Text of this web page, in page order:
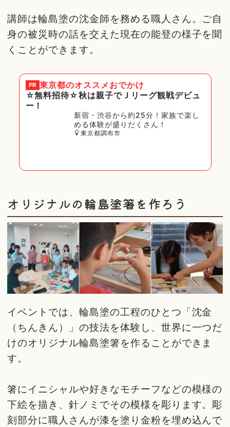
講師は輪島塗の沈金師を務める職人さん。ご自
身の被災時の話を交えた現在の能登の様子を聞
くことができます。
PR 東京都のオススメおでかけ
☆無料招待☆秋は親子でＪリーグ観戦デビュ
ー！
新宿・渋谷から約25分！家族で楽し
める体験が盛りだくさん！
東京都調布市
オリジナルの輪島塗箸を作ろう
イベントでは、輪島塗の工程のひとつ「沈金
（ちんきん）」の技法を体験し、世界に一つだ
けのオリジナル輪島塗箸を作ることができま
す。
箸にイニシャルや好きなモチーフなどの模様の
下絵を描き、針ノミでその模様を彫ります。彫
刻部分に職人さんが漆を塗り金粉を埋め込んで